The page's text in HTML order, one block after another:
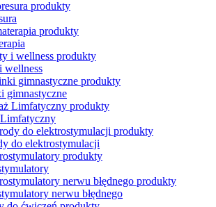
wellness
gimnastyczne
do elektrostymulacji
nerwu błędnego